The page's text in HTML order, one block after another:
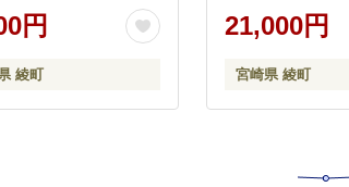
円
綾町
21,000円
宮崎県 綾町